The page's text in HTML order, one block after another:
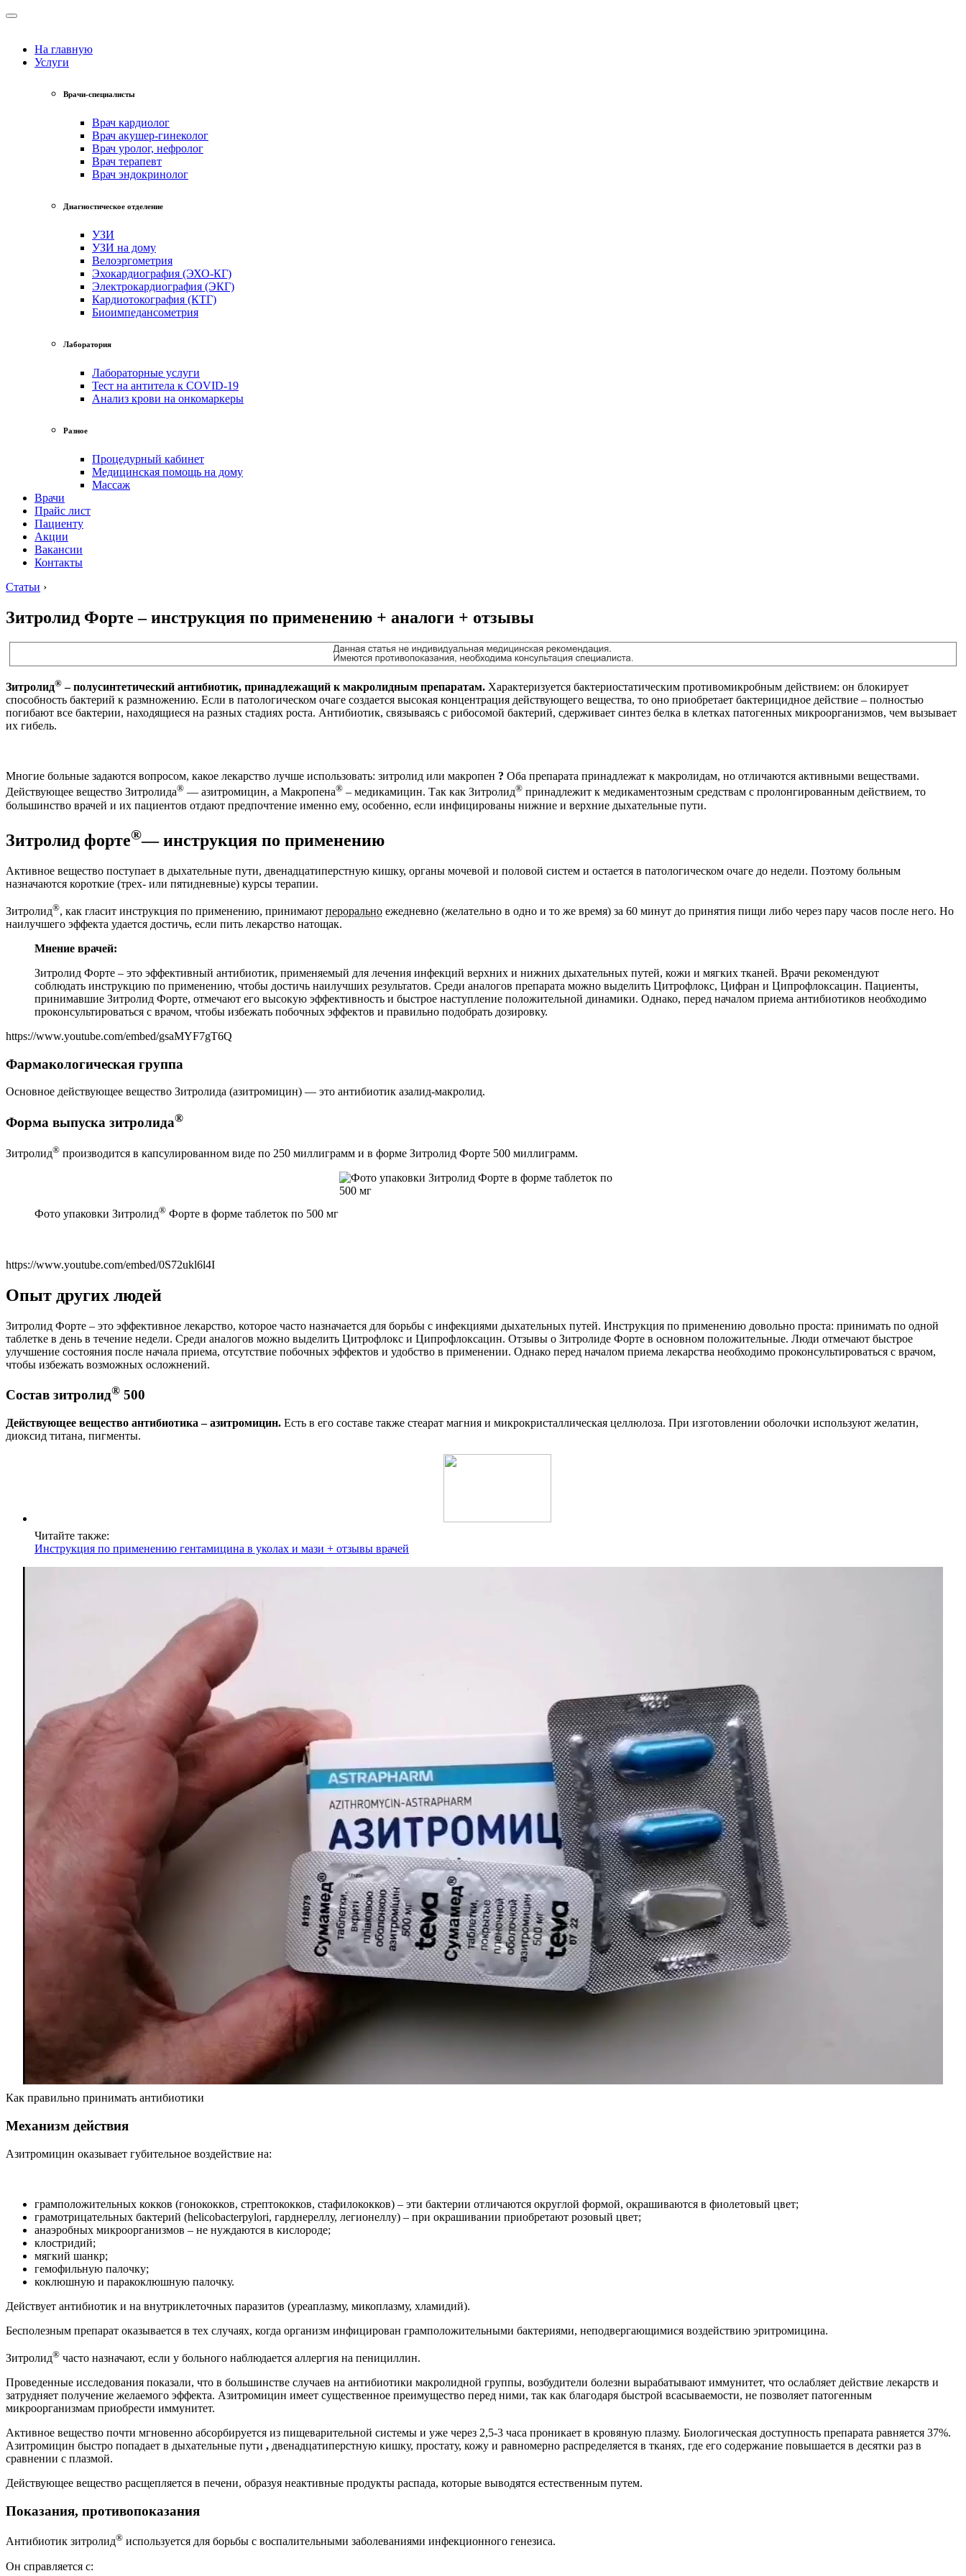
На главную
Услуги
Врачи-специалисты
Врач кардиолог
Врач акушер-гинеколог
Врач уролог, нефролог
Врач терапевт
Врач эндокринолог
Диагностическое отделение
УЗИ
УЗИ на дому
Велоэргометрия
Эхокардиография (ЭХО-КГ)
Электрокардиография (ЭКГ)
Кардиотокография (КТГ)
Биоимпедансометрия
Лаборатория
Лабораторные услуги
Тест на антитела к COVID-19
Анализ крови на онкомаркеры
Разное
Процедурный кабинет
Медицинская помощь на дому
Массаж
Врачи
Прайс лист
Пациенту
Акции
Вакансии
Контакты
Статьи ›
Зитролид Форте – инструкция по применению + аналоги + отзывы
Зитролид® – полусинтетический антибиотик, принадлежащий к макролидным препаратам. Характеризуется бактериостатическим противомикробным действием: он блокирует
способность бактерий к размножению. Если в патологическом очаге создается высокая концентрация действующего вещества, то оно приобретает бактерицидное действие – полностью
погибают все бактерии, находящиеся на разных стадиях роста. Антибиотик, связываясь с рибосомой бактерий, сдерживает синтез белка в клетках патогенных микроорганизмов, чем вызывает
их гибель.
Многие больные задаются вопросом, какое лекарство лучше использовать: зитролид или макропен ? Оба препарата принадлежат к макролидам, но отличаются активными веществами.
Действующее вещество Зитролида® — азитромицин, а Макропена® – медикамицин. Так как Зитролид® принадлежит к медикаментозным средствам c пролонгированным действием, то
большинство врачей и их пациентов отдают предпочтение именно ему, особенно, если инфицированы нижние и верхние дыхательные пути.
Зитролид форте®— инструкция по применению
Активное вещество поступает в дыхательные пути, двенадцатиперстную кишку, органы мочевой и половой систем и остается в патологическом очаге до недели. Поэтому больным
назначаются короткие (трех- или пятидневные) курсы терапии.
Зитролид®, как гласит инструкция по применению, принимают перорально ежедневно (желательно в одно и то же время) за 60 минут до принятия пищи либо через пару часов после него. Но
наилучшего эффекта удается достичь, если пить лекарство натощак.
Мнение врачей:
Зитролид Форте – это эффективный антибиотик, применяемый для лечения инфекций верхних и нижних дыхательных путей, кожи и мягких тканей. Врачи рекомендуют
соблюдать инструкцию по применению, чтобы достичь наилучших результатов. Среди аналогов препарата можно выделить Цитрофлокс, Цифран и Ципрофлоксацин. Пациенты,
принимавшие Зитролид Форте, отмечают его высокую эффективность и быстрое наступление положительной динамики. Однако, перед началом приема антибиотиков необходимо
проконсультироваться с врачом, чтобы избежать побочных эффектов и правильно подобрать дозировку.
https://www.youtube.com/embed/gsaMYF7gT6Q
Фармакологическая группа
Основное действующее вещество Зитролида (азитромицин) — это антибиотик азалид-макролид.
Форма выпуска зитролида®
Зитролид® производится в капсулированном виде по 250 миллиграмм и в форме Зитролид Форте 500 миллиграмм.
Фото упаковки Зитролид® Форте в форме таблеток по 500 мг
https://www.youtube.com/embed/0S72ukl6l4I
Опыт других людей
Зитролид Форте – это эффективное лекарство, которое часто назначается для борьбы с инфекциями дыхательных путей. Инструкция по применению довольно проста: принимать по одной
таблетке в день в течение недели. Среди аналогов можно выделить Цитрофлокс и Ципрофлоксацин. Отзывы о Зитролиде Форте в основном положительные. Люди отмечают быстрое
улучшение состояния после начала приема, отсутствие побочных эффектов и удобство в применении. Однако перед началом приема лекарства необходимо проконсультироваться с врачом,
чтобы избежать возможных осложнений.
Состав зитролид® 500
Действующее вещество антибиотика – азитромицин. Есть в его составе также стеарат магния и микрокристаллическая целлюлоза. При изготовлении оболочки используют желатин,
диоксид титана, пигменты.
Читайте также:
Инструкция по применению гентамицина в уколах и мази + отзывы врачей
Как правильно принимать антибиотики
Механизм действия
Азитромицин оказывает губительное воздействие на:
грамположительных кокков (гонококков, стрептококков, стафилококков) – эти бактерии отличаются округлой формой, окрашиваются в фиолетовый цвет;
грамотрицательных бактерий (helicobacterpylori, гарднереллу, легионеллу) – при окрашивании приобретают розовый цвет;
анаэробных микроорганизмов – не нуждаются в кислороде;
клостридий;
мягкий шанкр;
гемофильную палочку;
коклюшную и паракоклюшную палочку.
Действует антибиотик и на внутриклеточных паразитов (уреаплазму, микоплазму, хламидий).
Бесполезным препарат оказывается в тех случаях, когда организм инфицирован грамположительными бактериями, неподвергающимися воздействию эритромицина.
Зитролид® часто назначают, если у больного наблюдается аллергия на пенициллин.
Проведенные исследования показали, что в большинстве случаев на антибиотики макролидной группы, возбудители болезни вырабатывают иммунитет, что ослабляет действие лекарств и
затрудняет получение желаемого эффекта. Азитромицин имеет существенное преимущество перед ними, так как благодаря быстрой всасываемости, не позволяет патогенным
микроорганизмам приобрести иммунитет.
Активное вещество почти мгновенно абсорбируется из пищеварительной системы и уже через 2,5-3 часа проникает в кровяную плазму. Биологическая доступность препарата равняется 37%.
Азитромицин быстро попадает в дыхательные пути , двенадцатиперстную кишку, простату, кожу и равномерно распределяется в тканях, где его содержание повышается в десятки раз в
сравнении с плазмой.
Действующее вещество расщепляется в печени, образуя неактивные продукты распада, которые выводятся естественным путем.
Показания, противопоказания
Антибиотик зитролид® используется для борьбы с воспалительными заболеваниями инфекционного генезиса.
Он справляется с: